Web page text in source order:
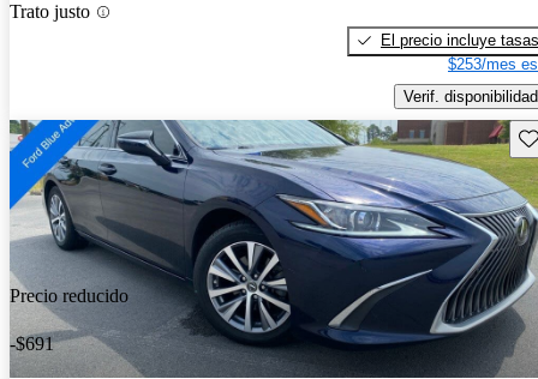
Trato justo
El precio incluye tasas
$253/mes
Verif. disponibilidad
Precio reducido
-$691